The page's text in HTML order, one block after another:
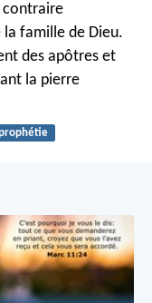
contraire
la famille de Dieu.
des apôtres et
la pierre